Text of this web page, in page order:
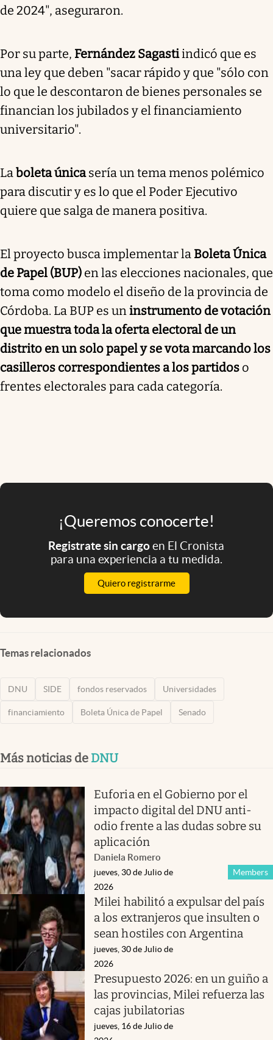
de 2024", aseguraron.
Por su parte, Fernández Sagastiindicó que es
una ley que deben "sacar rápido y que "sólo con
lo que le descontaron de bienes personales se
financian los jubilados y el financiamiento
universitario".
Laboleta únicasería un tema menos polémico
para discutir y es lo que el Poder Ejecutivo
quiere que salga de manera positiva.
El proyecto busca implementar la Boleta Única
de Papel (BUP) en las elecciones nacionales, que
toma como modelo el diseño de la provincia de
Córdoba. La BUP es uninstrumento de votación
que muestra toda la oferta electoral de un
distrito en un solo papel y se vota marcando los
casilleros correspondientes a los partidos o
frentes electorales para cada categoría.
¡Queremos conocerte!
Registrate sin cargoen El Cronista
para una experiencia a tu medida.
Quiero registrarme
Temas relacionados
DNU SIDE fondos reservados Universidades
financiamiento Boleta Única de Papel Senado
Más noticias de DNU
Euforia en el Gobierno por el
impacto digital del DNU anti-
odio frente a las dudas sobre su
aplicación
Daniela Romero
Members
jueves, 30 de Julio de
2026
Milei habilitó a expulsar del país
a los extranjeros que insulten o
sean hostiles con Argentina
jueves, 30 de Julio de
2026
Presupuesto 2026: en un guiño a
las provincias, Milei refuerza las
cajas jubilatorias
jueves, 16 de Julio de